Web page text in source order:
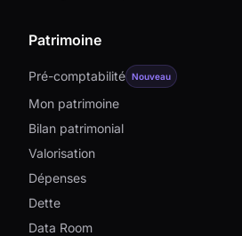
Patrimoine
Pré-comptabilité Nouveau
Mon patrimoine
Bilan patrimonial
Valorisation
Dépenses
Dette
Data Room